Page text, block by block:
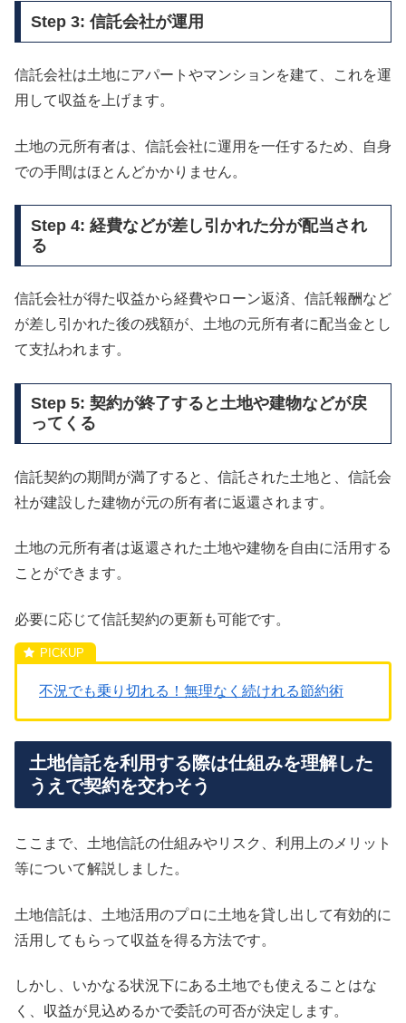
Step 3: 信託会社が運用
信託会社は土地にアパートやマンションを建て、これを運
用して収益を上げます。
土地の元所有者は、信託会社に運用を一任するため、自身
での手間はほとんどかかりません。
Step 4: 経費などが差し引かれた分が配当され
る
信託会社が得た収益から経費やローン返済、信託報酬など
が差し引かれた後の残額が、土地の元所有者に配当金とし
て支払われます。
Step 5: 契約が終了すると土地や建物などが戻
ってくる
信託契約の期間が満了すると、信託された土地と、信託会
社が建設した建物が元の所有者に返還されます。
土地の元所有者は返還された土地や建物を自由に活用する
ことができます。
必要に応じて信託契約の更新も可能です。
不況でも乗り切れる！無理なく続けれる節約術
土地信託を利用する際は仕組みを理解した
うえで契約を交わそう
ここまで、土地信託の仕組みやリスク、利用上のメリット
等について解説しました。
土地信託は、土地活用のプロに土地を貸し出して有効的に
活用してもらって収益を得る方法です。
しかし、いかなる状況下にある土地でも使えることはな
く、収益が見込めるかで委託の可否が決定します。